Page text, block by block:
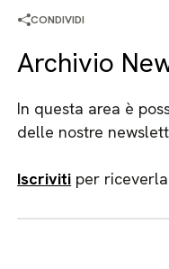
CONDIVIDI
Archivio
In questa area è
delle nostre
Iscriviti per